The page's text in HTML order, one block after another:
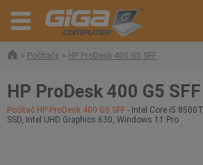
» Počítače » HP ProDesk 400 G5 SFF
HP ProDesk 400 G5 SFF
Počítač HP ProDesk 400 G5 SFF - Intel Core i5
SSD, Intel UHD Graphics 630, Windows 11 Pro